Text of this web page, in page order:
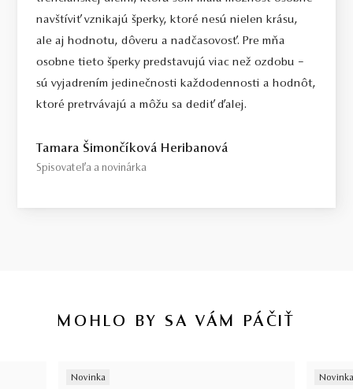
navštíviť vznikajú šperky, ktoré nesú nielen krásu,
ale aj hodnotu, dôveru a nadčasovosť. Pre mňa
osobne tieto šperky predstavujú viac než ozdobu –
sú vyjadrením jedinečnosti každodennosti a hodnôt,
ktoré pretrvávajú a môžu sa dediť ďalej.
Tamara Šimončíková Heribanová
Spisovateľa a novinárka
MOHLO BY SA VÁM PÁČIŤ
Novinka Novinka